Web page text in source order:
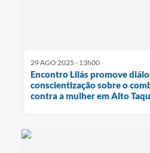
29 AGO 2025 - 13h00
Encontro Lilás promove
conscientização sobre o
contra a mulher em Alto